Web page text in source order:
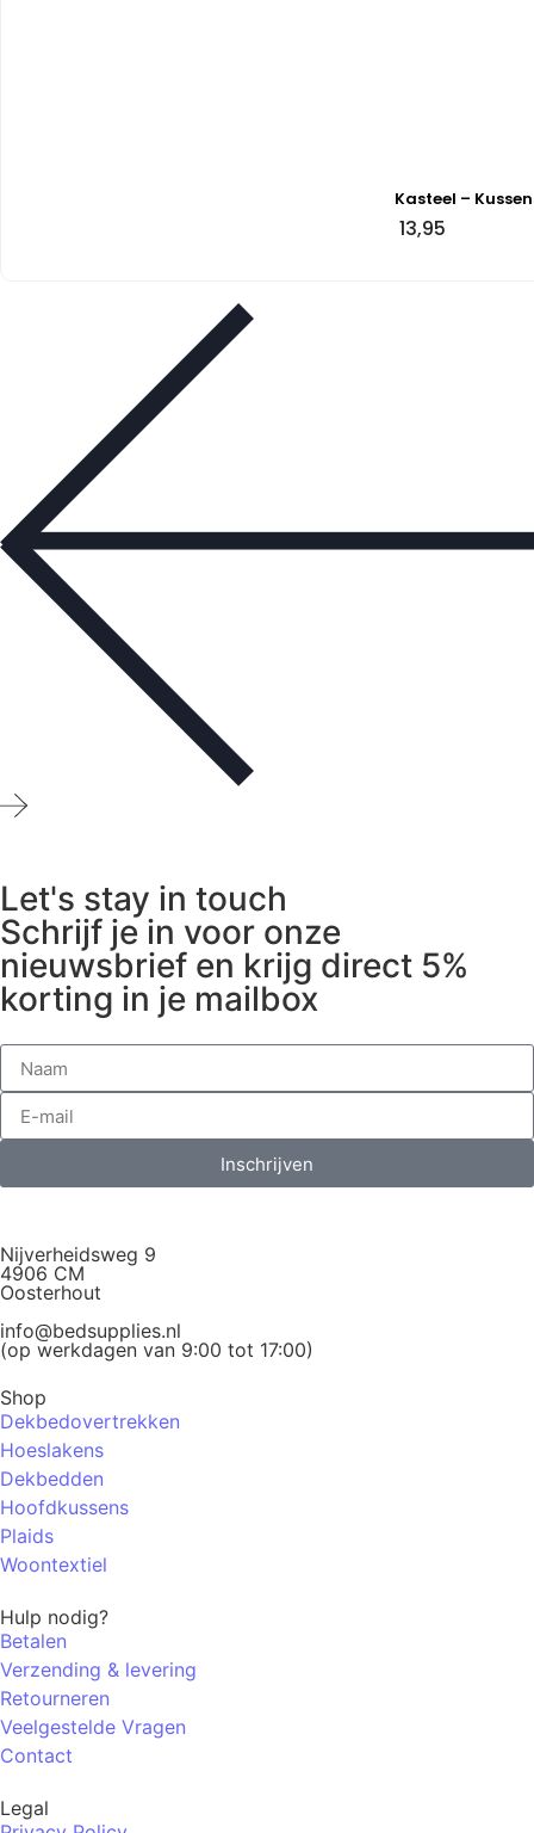
Kasteel –
13,95
Let's stay in touch
Schrijf je in voor onze
nieuwsbrief en krijg direct 5%
korting in je mailbox
Inschrijven
Nijverheidsweg 9
4906 CM
Oosterhout
info@bedsupplies.nl
(op werkdagen van 9:00 tot 17:00)
Shop
Dekbedovertrekken
Hoeslakens
Dekbedden
Hoofdkussens
Plaids
Woontextiel
Hulp nodig?
Betalen
Verzending & levering
Retourneren
Veelgestelde Vragen
Contact
Legal